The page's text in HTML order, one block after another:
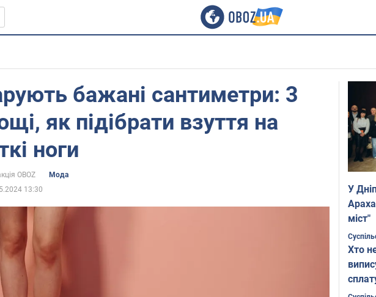
бажані сантиметри: 3
як підібрати взуття на
ноги
OBOZ
Мода
13:30
У
міст"
Хто